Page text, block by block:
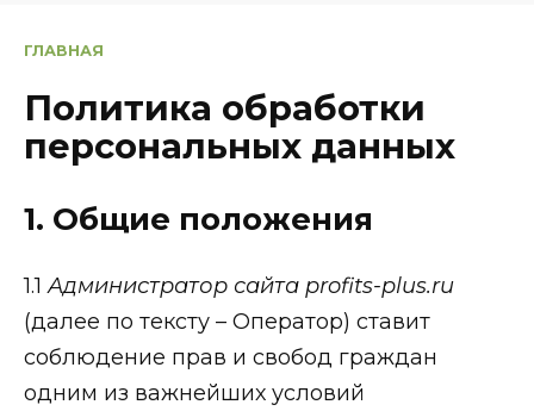
ГЛАВНАЯ
Политика обработки
персональных данных
1. Общие положения
1.1Администратор сайта profits-plus.ru
(далее по тексту – Оператор) ставит
соблюдение прав и свобод граждан
одним из важнейших условий